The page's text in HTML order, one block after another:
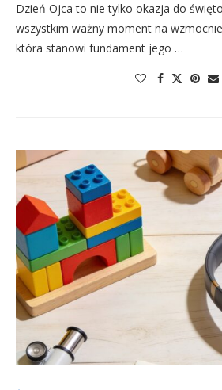
Dzień Ojca to nie tylko okazja do
wszystkim ważny moment na
która stanowi fundament jego …